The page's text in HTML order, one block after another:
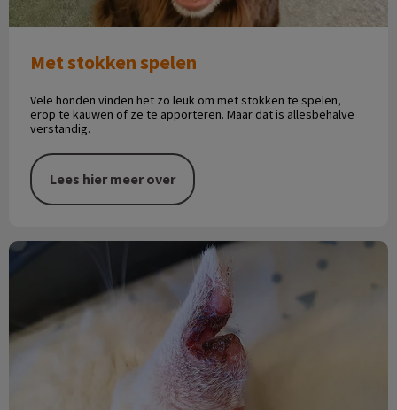
Met stokken spelen
Vele honden vinden het zo leuk om met stokken te spelen,
erop te kauwen of ze te apporteren. Maar dat is allesbehalve
verstandig.
Lees hier meer over
Witte oren